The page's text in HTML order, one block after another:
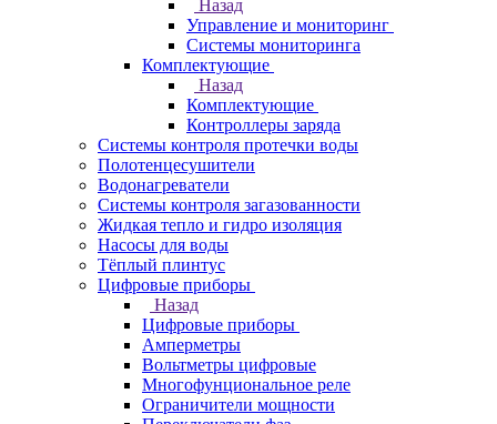
Назад
Управление и мониторинг
Системы мониторинга
Комплектующие
Назад
Комплектующие
Контроллеры заряда
Системы контроля протечки воды
Полотенцесушители
Водонагреватели
Системы контроля загазованности
Жидкая тепло и гидро изоляция
Насосы для воды
Тёплый плинтус
Цифровые приборы
Назад
Цифровые приборы
Амперметры
Вольтметры цифровые
Многофунциональное реле
Ограничители мощности